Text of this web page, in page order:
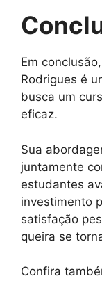
Em
Rodrigues é
busca um
eficaz.
Sua
juntamente
estudantes
investimento
satisfação
queira se
Confira